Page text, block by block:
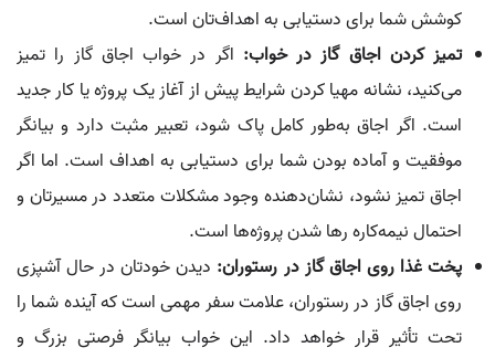
کوشش شما برای دستیابی به اهداف‌تان است.
تمیز کردن اجاق گاز در خواب: اگر در خواب اجاق گاز را تمیز
می‌کنید، نشانه مهیا کردن شرایط پیش از آغاز یک پروژه یا کار جدید
است. اگر اجاق به‌طور کامل پاک شود، تعبیر مثبت دارد و بیانگر
موفقیت و آماده بودن شما برای دستیابی به اهداف است. اما اگر
اجاق تمیز نشود، نشان‌دهنده وجود مشکلات متعدد در مسیرتان و
احتمال نیمه‌کاره رها شدن پروژه‌ها است.
پخت غذا روی اجاق گاز در رستوران: دیدن خودتان در حال آشپزی
روی اجاق گاز در رستوران، علامت سفر مهمی است که آینده شما را
تحت تأثیر قرار خواهد داد. این خواب بیانگر فرصتی بزرگ و